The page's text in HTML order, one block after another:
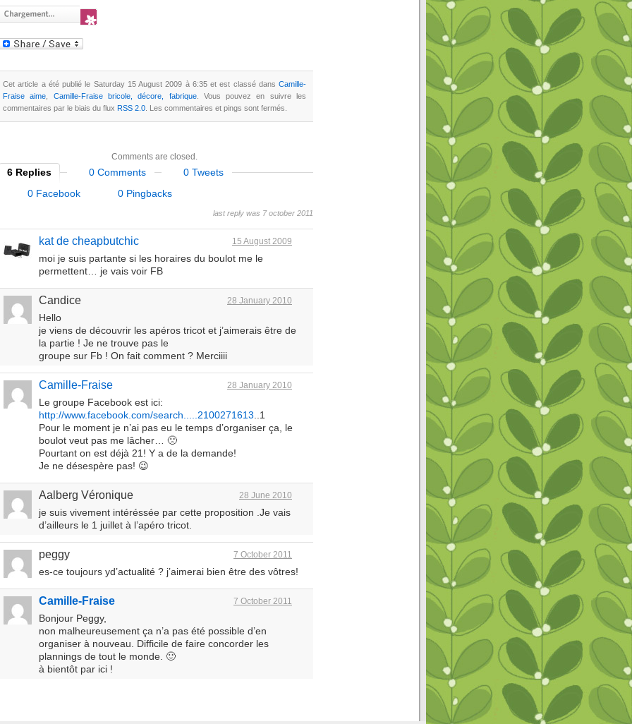
Cet article a été publié le Saturday 15 August 2009 à 6:35 et est classé dans Camille-
Fraise aime
Camille-Fraise bricole, décore, fabrique. Vous pouvez en suivre les
commentaires par le biais du flux RSS 2.0 . Les commentaires et pings sont fermés.
Comments are closed.
6 Replies 0 Comments
0 Tweets
0 Facebook
0 Pingbacks
last reply was 7 october 2011
kat de cheapbutchic 15 August 2009
moi je suis partante si les horaires du boulot me le
permettent… je vais voir FB
Candice 28 January 2010
Hello
je viens de découvrir les apéros tricot et j’aimerais être de
la partie ! Je ne trouve pas le
groupe sur Fb ! On fait comment ? Merciiii
Camille-Fraise 28 January 2010
Le groupe Facebook est ici:
http://www.facebook.com/search.....2100271613..1
Pour le moment je n’ai pas eu le temps d’organiser ça, le
boulot veut pas me lâcher… 🙁
Pourtant on est déjà 21! Y a de la demande!
Je ne désespère pas! 😉
Aalberg Véronique 28 June 2010
je suis vivement intéréssée par cette proposition .Je vais
d’ailleurs le 1 juillet à l’apéro tricot.
peggy 7 October 2011
es-ce toujours yd’actualité ? j’aimerai bien être des vôtres!
Camille-Fraise 7 October 2011
Bonjour Peggy,
non malheureusement ça n’a pas été possible d’en
organiser à nouveau. Difficile de faire concorder les
plannings de tout le monde. 🙂
à bientôt par ici !